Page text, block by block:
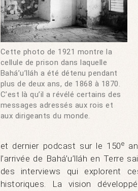
Cette photo de 1921 montre la
cellule de prison dans laquelle
Bahá’u’lláh a été détenu pendant
plus de deux ans, de 1868 à 1870.
C’est là qu’il a révélé certains des
messages adressés aux rois et
aux dirigeants du monde.
et dernier podcast sur le 150e
l’arrivée de Bahá’u’lláh en Terre
des interviews qui explorent
historiques. La vision